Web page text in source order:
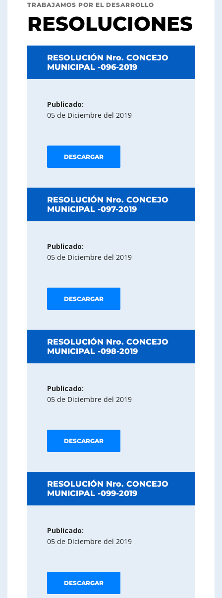
TRABAJAMOS POR EL DESARROLLO
RESOLUCIONES
RESOLUCIÓN Nro. CONCEJO
MUNICIPAL -096-2019
Publicado:
05 de Diciembre del 2019
DESCARGAR
RESOLUCIÓN Nro. CONCEJO
MUNICIPAL -097-2019
Publicado:
05 de Diciembre del 2019
DESCARGAR
RESOLUCIÓN Nro. CONCEJO
MUNICIPAL -098-2019
Publicado:
05 de Diciembre del 2019
DESCARGAR
RESOLUCIÓN Nro. CONCEJO
MUNICIPAL -099-2019
Publicado:
05 de Diciembre del 2019
DESCARGAR